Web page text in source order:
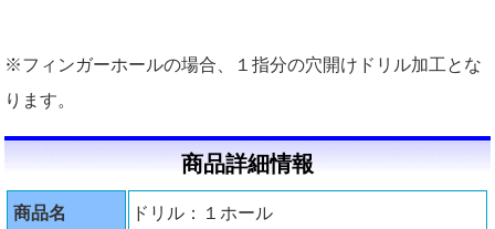
※フィンガーホールの場合、１指分の穴開けドリル加工とな
ります。
商品詳細情報
商品名 ドリル：１ホール